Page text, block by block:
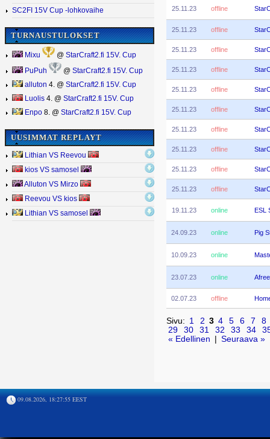
SC2FI 15V Cup -lohkovaihe
TURNAUSTULOKSET
Mixu @ StarCraft2.fi 15V. Cup
PuPuh @ StarCraft2.fi 15V. Cup
alluton 4. @ StarCraft2.fi 15V. Cup
Luolis 4. @ StarCraft2.fi 15V. Cup
Enpo 8. @ StarCraft2.fi 15V. Cup
UUSIMMAT REPLAYT
Lithian VS Reevou
kios VS samosel
Alluton VS Mirzo
Reevou VS kios
Lithian VS samosel
25.11.23 offline
25.11.23 offline
25.11.23 offline
25.11.23 offline
25.11.23 offline
25.11.23 offline
25.11.23 offline
25.11.23 offline
25.11.23 offline
25.11.23 offline
19.11.23 online ESL
24.09.23 online Pig
10.09.23 online
23.07.23 online
02.07.23 offline
Sivu: 1 2 3 4 5 6 7
8
29
30 31 32 33 34
« Edellinen
Seuraava »
09.08.2026, 18:27:55 EEST